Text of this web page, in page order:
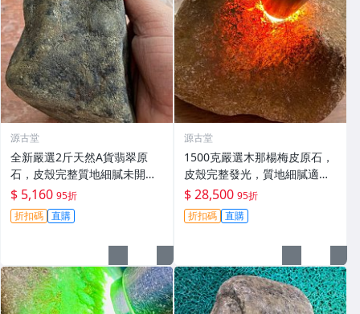
源古堂
全新嚴選2斤天然A貨翡翠原
石，皮殼完整質地細膩未開
料，保存良好，適合雕刻優美
手鐲，壓手感人品相佳 天然A
貨翡翠 碧玉 手鐲原料
$ 5,160 95折
折扣碼 直購
源古堂
1500克嚴選木那楊梅皮原石，
皮殼完整發光，質地細膩適合
精工雕琢玩冰春手鏈#A貨翡翠
#木那楊梅皮 #玩冰春
$ 28,500 95折
折扣碼 直購